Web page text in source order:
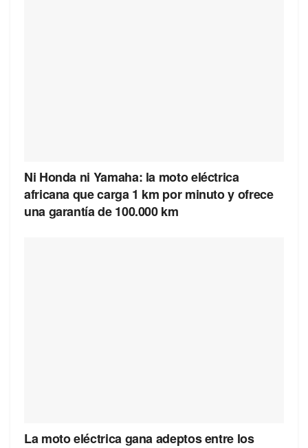
Ni Honda ni Yamaha: la moto eléctrica
africana que carga 1 km por minuto y ofrece
una garantía de 100.000 km
La moto eléctrica gana adeptos entre los